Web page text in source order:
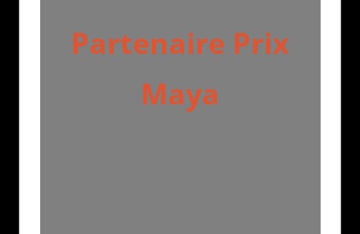
Partenaire Prix
Maya